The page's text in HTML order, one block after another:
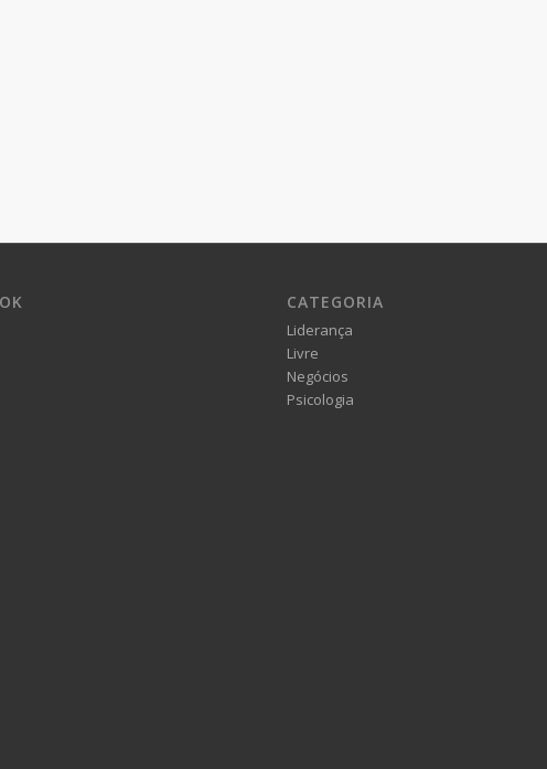
CATEGORIA
Liderança
Livre
Negócios
Psicologia